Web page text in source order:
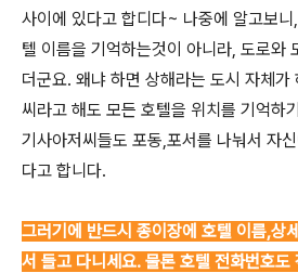
사이에 있다고 합디다~ 나중에 알고보
텔 이름을 기억하는것이 아니라, 도로와
더군요. 왜냐 하면 상해라는 도시 자체가
씨라고 해도 모든 호텔을 위치를 기억하
기사아저씨들도 포동,포서를 나눠서 자
다고 합니다.
그러기에 반드시 종이장에 호텔 이름,상
서 들고 다니세요. 물론 호텔 전화번호도